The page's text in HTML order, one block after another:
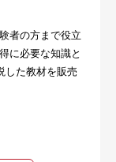
者の方まで役立
に必要な知識と
した教材を販売